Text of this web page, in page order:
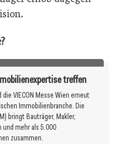
treffen
VIECON Messe Wien erneut
Immobilienbranche. Die
bringt Bauträger, Makler,
mehr als 5.000
zusammen.